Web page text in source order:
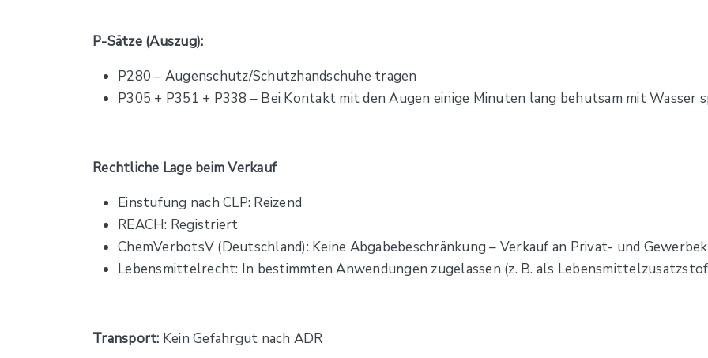
P-Sätze (Auszug):
P280 – Augenschutz/Schutzhandschuhe tragen
P305 + P351 + P338 – Bei Kontakt mit den Augen einige Minuten lang behutsam mit Wasser
Rechtliche Lage beim Verkauf
Einstufung nach CLP: Reizend
REACH: Registriert
ChemVerbotsV (Deutschland): Keine Abgabebeschränkung – Verkauf an Privat- und
Lebensmittelrecht: In bestimmten Anwendungen zugelassen (z. B. als
Transport: Kein Gefahrgut nach ADR